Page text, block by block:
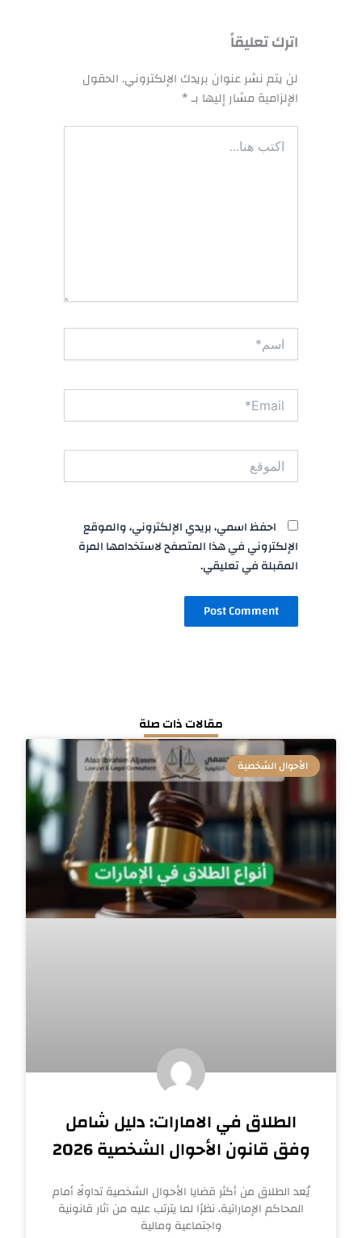
اترك تعليقاً
لن يتم نشر عنوان بريدك الإلكتروني.الحقول
الإلزامية مشار إليها بـ*
اكتب
هنا...
اسم*
Email*
الموقع
احفظ اسمي، بريدي الإلكتروني، والموقع
الإلكتروني في هذا المتصفح لاستخدامها المرة
المقبلة في تعليقي.
مقالات ذات صلة
الأحوال الشخصية
الطلاق في الامارات: دليل شامل
وفق قانون الأحوال الشخصية 2026
يُعد الطلاق من أكثر قضايا الأحوال الشخصية تداولًا أمام
المحاكم الإماراتية، نظرًا لما يترتب عليه من آثار قانونية
واجتماعية ومالية